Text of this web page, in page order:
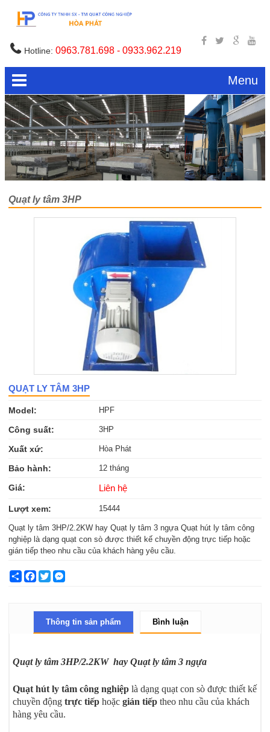
Hotline:0963.781.698 - 0933.962.219
Menu
Quạt ly tâm 3HP
QUẠT LY TÂM 3HP
Model: HPF
Công suất: 3HP
Xuất xứ: Hòa Phát
Bảo hành: 12 tháng
Giá: Liên hệ
Lượt xem: 15444
Quạt ly tâm 3HP/2.2KW hay Quạt ly tâm 3 ngựa Quạt hút ly tâm công
nghiệp là dạng quạt con sò được thiết kế chuyền động trực tiếp hoặc
gián tiếp theo nhu cầu của khách hàng yêu cầu.
ShareFacebook
Twitter
Thông tin sản phẩm Bình luận
Quạt ly tâm 3HP/2.2KW hay Quạt ly tâm 3 ngựa
Quạt hút ly tâm công nghiệp là dạng quạt con sò được thiết kế
chuyền động trực tiếp hoặcgián tiếp theo nhu cầu của khách
hàng yêu cầu.